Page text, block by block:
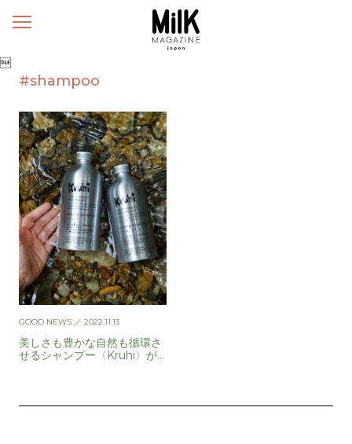
メ

#shampoo
GOOD NEWS ／ 2022.11.13
美しさも豊かな自然も循環さ
せるシャンプー〈Kruhi〉が